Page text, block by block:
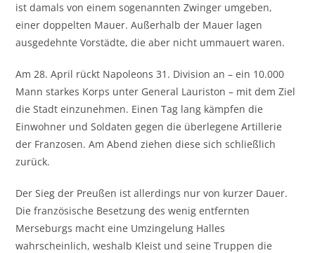
ist damals von einem sogenannten Zwinger umgeben,
einer doppelten Mauer. Außerhalb der Mauer lagen
ausgedehnte Vorstädte, die aber nicht ummauert waren.
Am 28. April rückt Napoleons 31. Division an – ein 10.000
Mann starkes Korps unter General Lauriston – mit dem Ziel
die Stadt einzunehmen. Einen Tag lang kämpfen die
Einwohner und Soldaten gegen die überlegene Artillerie
der Franzosen. Am Abend ziehen diese sich schließlich
zurück.
Der Sieg der Preußen ist allerdings nur von kurzer Dauer.
Die französische Besetzung des wenig entfernten
Merseburgs macht eine Umzingelung Halles
wahrscheinlich, weshalb Kleist und seine Truppen die